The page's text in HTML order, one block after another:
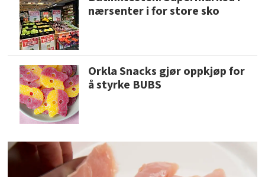
nærsenter i for store sko
Orkla Snacks gjør oppkjøp for
å styrke BUBS